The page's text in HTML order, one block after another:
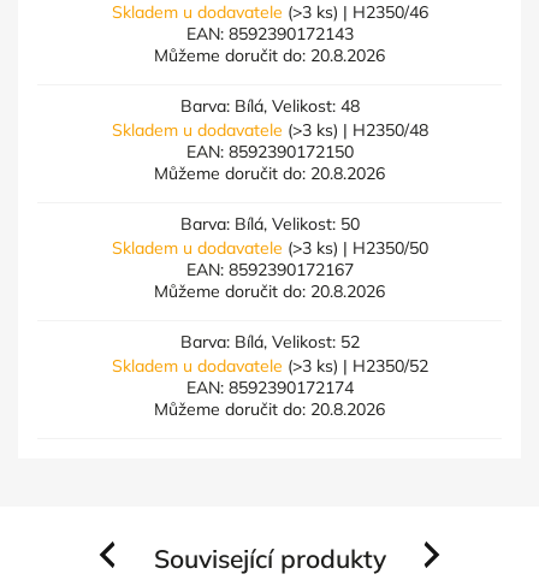
Skladem u dodavatele (>3 ks) | H2350/46
EAN: 8592390172143
Můžeme doručit do: 20.8.2026
Barva: Bílá, Velikost: 48
Skladem u dodavatele (>3 ks) | H2350/48
EAN: 8592390172150
Můžeme doručit do: 20.8.2026
Barva: Bílá, Velikost: 50
Skladem u dodavatele (>3 ks) | H2350/50
EAN: 8592390172167
Můžeme doručit do: 20.8.2026
Barva: Bílá, Velikost: 52
Skladem u dodavatele (>3 ks) | H2350/52
EAN: 8592390172174
Můžeme doručit do: 20.8.2026
Související produkty
Previous Next